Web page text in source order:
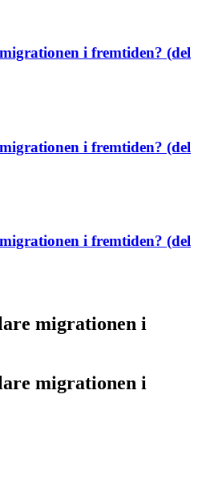
i fremtiden? (del
i fremtiden? (del
i fremtiden? (del
migrationen i
migrationen i